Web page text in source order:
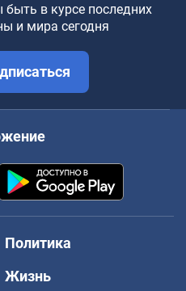
в курсе последних
и мира сегодня
Политика
Жизнь